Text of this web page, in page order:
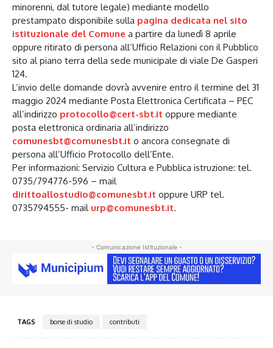
minorenni, dal tutore legale) mediante modello
prestampato disponibile sulla pagina dedicata nel sito
istituzionale del Comune a partire da lunedì 8 aprile
oppure ritirato di persona all’Ufficio Relazioni con il Pubblico
sito al piano terra della sede municipale di viale De Gasperi
124.
L’invio delle domande dovrà avvenire entro il termine del 31
maggio 2024 mediante Posta Elettronica Certificata – PEC
all’indirizzo protocollo@cert-sbt.it oppure mediante
posta elettronica ordinaria all’indirizzo
comunesbt@comunesbt.it o ancora consegnate di
persona all’Ufficio Protocollo dell’Ente.
Per informazioni: Servizio Cultura e Pubblica istruzione: tel.
0735/794776-596 – mail
dirittoallostudio@comunesbt.it oppure URP tel.
0735794555- mail urp@comunesbt.it.
- Comunicazione Istituzionale -
TAGS borse di studio contributi